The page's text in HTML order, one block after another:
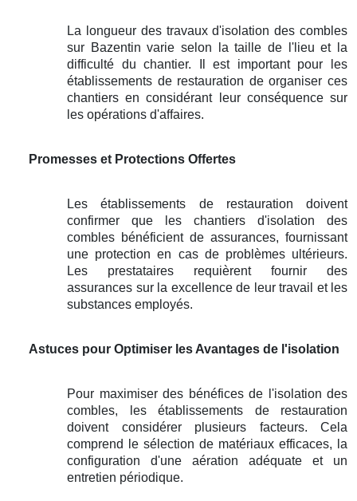
La longueur des travaux d'isolation des combles
sur Bazentin varie selon la taille de l'lieu et la
difficulté du chantier. Il est important pour les
établissements de restauration de organiser ces
chantiers en considérant leur conséquence sur
les opérations d'affaires.
Promesses et Protections Offertes
Les établissements de restauration doivent
confirmer que les chantiers d'isolation des
combles bénéficient de assurances, fournissant
une protection en cas de problèmes ultérieurs.
Les prestataires requièrent fournir des
assurances sur la excellence de leur travail et les
substances employés.
Astuces pour Optimiser les Avantages de l'isolation
Pour maximiser des bénéfices de l'isolation des
combles, les établissements de restauration
doivent considérer plusieurs facteurs. Cela
comprend le sélection de matériaux efficaces, la
configuration d'une aération adéquate et un
entretien périodique.